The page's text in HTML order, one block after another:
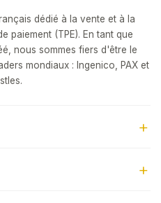
dédié à la vente et à la
paiement (TPE). En tant que
nous sommes fiers d'être le
mondiaux : Ingenico, PAX et